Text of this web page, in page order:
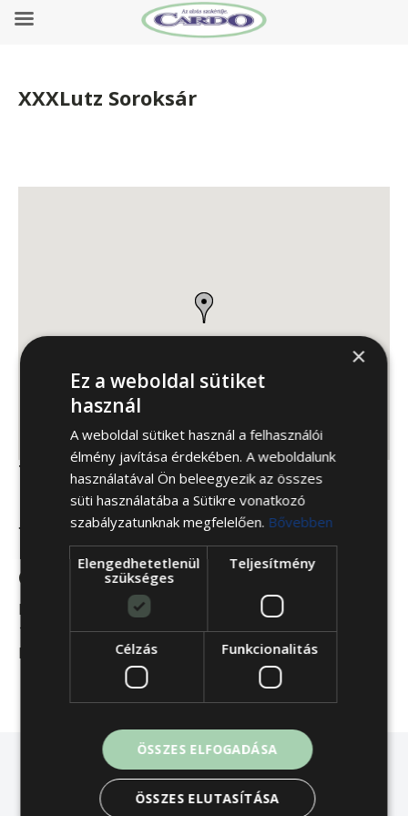
XXXLutz Soroksár
Típus: Cardo partner
.
Cím
Bevásárló u. 6.
1237, Budapest, XXIII.
Kerület,
Elérhetőségek
Telefonszám:
1211
×
Ez a weboldal sütiket
használ
A weboldal sütiket használ a felhasználói
élmény javítása érdekében. A weboldalunk
használatával Ön beleegyezik az összes
süti használatába a Sütikre vonatkozó
szabályzatunknak megfelelően. Bővebben
Elengedhetetlenül
szükséges
Teljesítmény
Célzás Funkcionalitás
ÖSSZES ELFOGADÁSA
ÖSSZES ELUTASÍTÁSA